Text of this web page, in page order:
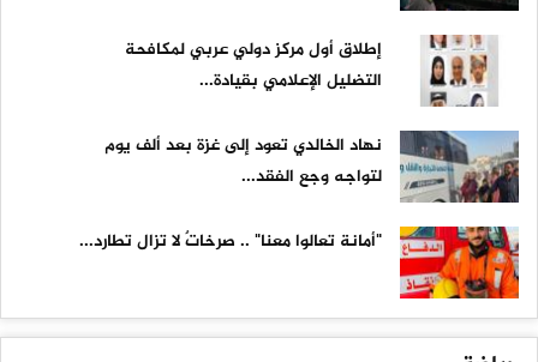
إطلاق أول مركز دولي عربي لمكافحة
التضليل الإعلامي بقيادة...
نهاد الخالدي تعود إلى غزة بعد ألف يوم
لتواجه وجع الفقد...
"أمانة تعالوا معنا" .. صرخاتٌ لا تزال تطارد...